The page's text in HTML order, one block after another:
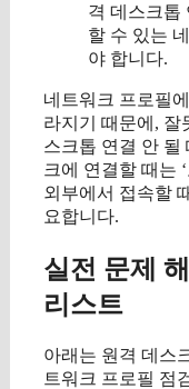
격 데스크톱
할 수 있는
야 합니다.
네트워크 프로필
라지기 때문에, 잘
스크톱 연결 안 될
크에 연결할 때는
외부에서 접속할
요합니다.
실전 문제
리스트
아래는 원격 데스
트워크 프로필 점